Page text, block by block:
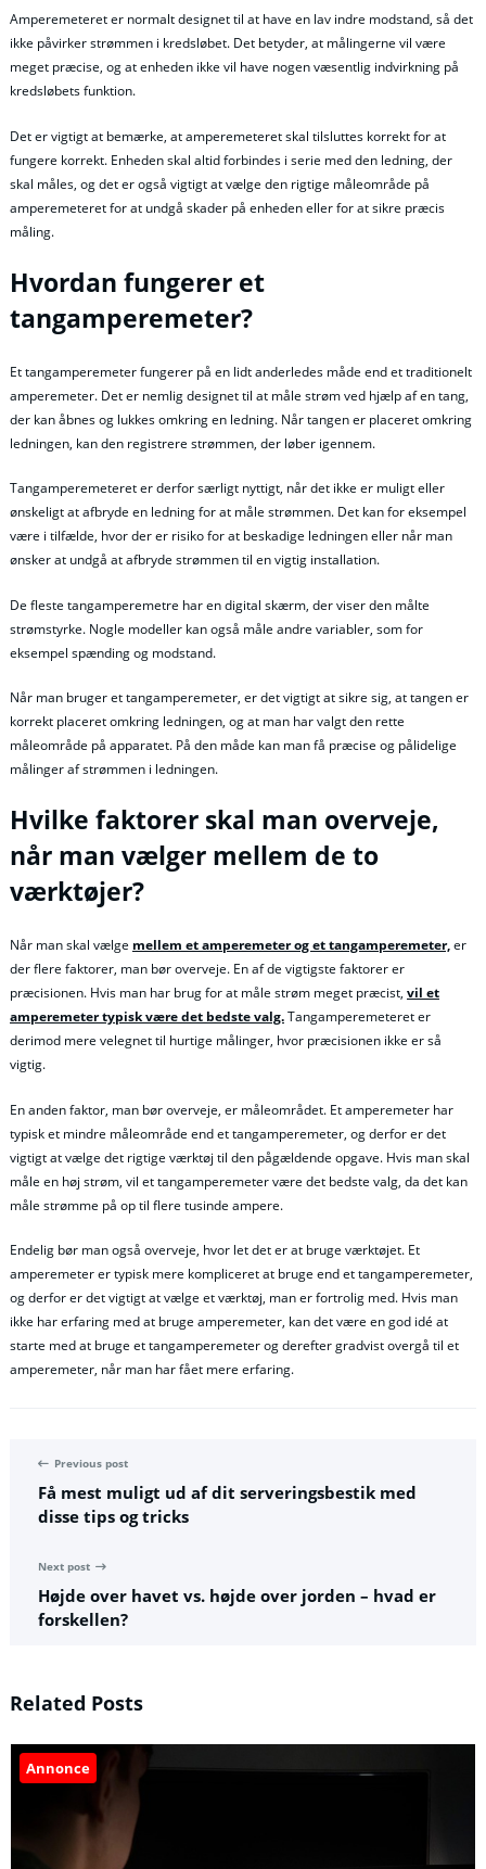
Amperemeteret er normalt designet til at have en lav indre modstand, så det
ikke påvirker strømmen i kredsløbet. Det betyder, at målingerne vil være
meget præcise, og at enheden ikke vil have nogen væsentlig indvirkning på
kredsløbets funktion.
Det er vigtigt at bemærke, at amperemeteret skal tilsluttes korrekt for at
fungere korrekt. Enheden skal altid forbindes i serie med den ledning, der
skal måles, og det er også vigtigt at vælge den rigtige måleområde på
amperemeteret for at undgå skader på enheden eller for at sikre præcis
måling.
Hvordan fungerer et
tangamperemeter?
Et tangamperemeter fungerer på en lidt anderledes måde end et traditionelt
amperemeter. Det er nemlig designet til at måle strøm ved hjælp af en tang,
der kan åbnes og lukkes omkring en ledning. Når tangen er placeret omkring
ledningen, kan den registrere strømmen, der løber igennem.
Tangamperemeteret er derfor særligt nyttigt, når det ikke er muligt eller
ønskeligt at afbryde en ledning for at måle strømmen. Det kan for eksempel
være i tilfælde, hvor der er risiko for at beskadige ledningen eller når man
ønsker at undgå at afbryde strømmen til en vigtig installation.
De fleste tangamperemetre har en digital skærm, der viser den målte
strømstyrke. Nogle modeller kan også måle andre variabler, som for
eksempel spænding og modstand.
Når man bruger et tangamperemeter, er det vigtigt at sikre sig, at tangen er
korrekt placeret omkring ledningen, og at man har valgt den rette
måleområde på apparatet. På den måde kan man få præcise og pålidelige
målinger af strømmen i ledningen.
Hvilke faktorer skal man overveje,
når man vælger mellem de to
værktøjer?
Når man skal vælge mellem et amperemeter og et tangamperemeter,er
der flere faktorer, man bør overveje. En af de vigtigste faktorer er
præcisionen. Hvis man har brug for at måle strøm meget præcist, vil et
amperemeter typisk være det bedste valg.Tangamperemeteret er
derimod mere velegnet til hurtige målinger, hvor præcisionen ikke er så
vigtig.
En anden faktor, man bør overveje, er måleområdet. Et amperemeter har
typisk et mindre måleområde end et tangamperemeter, og derfor er det
vigtigt at vælge det rigtige værktøj til den pågældende opgave. Hvis man skal
måle en høj strøm, vil et tangamperemeter være det bedste valg, da det kan
måle strømme på op til flere tusinde ampere.
Endelig bør man også overveje, hvor let det er at bruge værktøjet. Et
amperemeter er typisk mere kompliceret at bruge end et tangamperemeter,
og derfor er det vigtigt at vælge et værktøj, man er fortrolig med. Hvis man
ikke har erfaring med at bruge amperemeter, kan det være en god idé at
starte med at bruge et tangamperemeter og derefter gradvist overgå til et
amperemeter, når man har fået mere erfaring.
Previous post
Få mest muligt ud af dit serveringsbestik med
disse tips og tricks
Next post
Højde over havet vs. højde over jorden – hvad er
forskellen?
Related Posts
Annonce